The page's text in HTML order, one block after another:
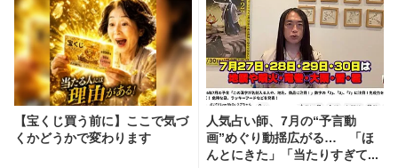
【宝くじ買う前に】ここで気づ
くかどうかで変わります
人気占い師、7月の“予言動
画”めぐり動揺広がる… 「ほ
んとにきた」「当たりすぎて...